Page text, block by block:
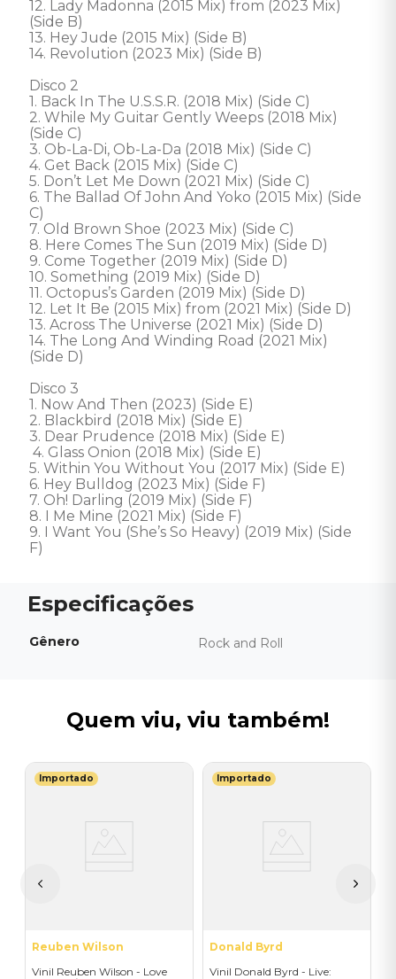
12. Lady Madonna (2015 Mix) from (2023 Mix)
(Side B)
13. Hey Jude (2015 Mix) (Side B)
14. Revolution (2023 Mix) (Side B)
Disco 2
1. Back In The U.S.S.R. (2018 Mix) (Side C)
2. While My Guitar Gently Weeps (2018 Mix)
(Side C)
3. Ob-La-Di, Ob-La-Da (2018 Mix) (Side C)
4. Get Back (2015 Mix) (Side C)
5. Don’t Let Me Down (2021 Mix) (Side C)
6. The Ballad Of John And Yoko (2015 Mix) (Side
C)
7. Old Brown Shoe (2023 Mix) (Side C)
8. Here Comes The Sun (2019 Mix) (Side D)
9. Come Together (2019 Mix) (Side D)
10. Something (2019 Mix) (Side D)
11. Octopus’s Garden (2019 Mix) (Side D)
12. Let It Be (2015 Mix) from (2021 Mix) (Side D)
13. Across The Universe (2021 Mix) (Side D)
14. The Long And Winding Road (2021 Mix)
(Side D)
Disco 3
1. Now And Then (2023) (Side E)
2. Blackbird (2018 Mix) (Side E)
3. Dear Prudence (2018 Mix) (Side E)
5. Within You Without You (2017 Mix) (Side E)
6. Hey Bulldog (2023 Mix) (Side F)
7. Oh! Darling (2019 Mix) (Side F)
8. I Me Mine (2021 Mix) (Side F)
9. I Want You (She’s So Heavy) (2019 Mix) (Side
F)
Gênero Rock and Roll
Quem viu, viu também!
Importado
Reuben Wilson
Vinil Reuben Wilson - Love
Importado
Donald Byrd
Vinil Donald Byrd - Live: